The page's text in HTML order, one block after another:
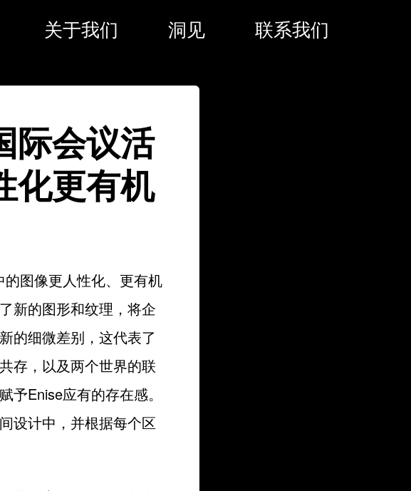
关于我们 洞见 联系我们
际会议活
化更有机
图像更人性化、更有机
新的图形和纹理，将企
的细微差别，这代表了
存，以及两个世界的联
予Enise应有的存在感。
设计中，并根据每个区